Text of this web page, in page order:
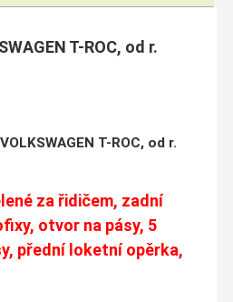
T-ROC, od r.
T-ROC, od r.
za řidičem, zadní
otvor na pásy, 5
přední loketní opěrka,